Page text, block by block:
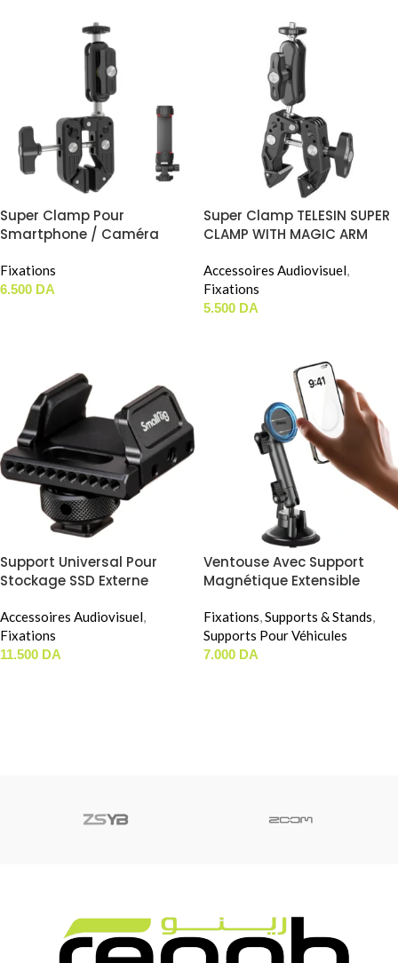
Super Clamp Pour
Smartphone / Caméra
Support Smartphone Inclu )
Fixations
6.500 DA
Super Clamp TELESIN SUPER
CLAMP WITH MAGIC ARM
Accessoires Audiovisuel,
Fixations
5.500 DA
Support Universal Pour
Stockage SSD Externe
Accessoires Audiovisuel,
Fixations
11.500 DA
Ventouse Avec Support
Magnétique Extensible
MAGIC ARM (ZJ06)
Fixations,Supports & Stands,
Supports Pour Véhicules
7.000 DA